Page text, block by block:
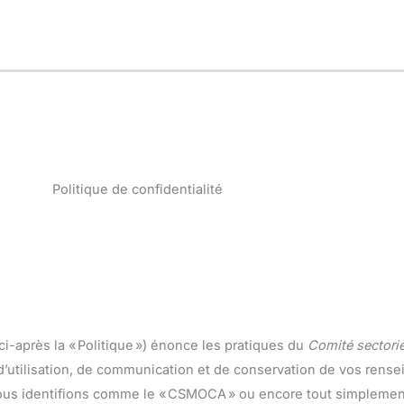
Politique de confidentialité
après la « Politique ») énonce les pratiques du Comité
de communication et de conservation de vos
identifions comme le « CSMOCA » ou encore tout